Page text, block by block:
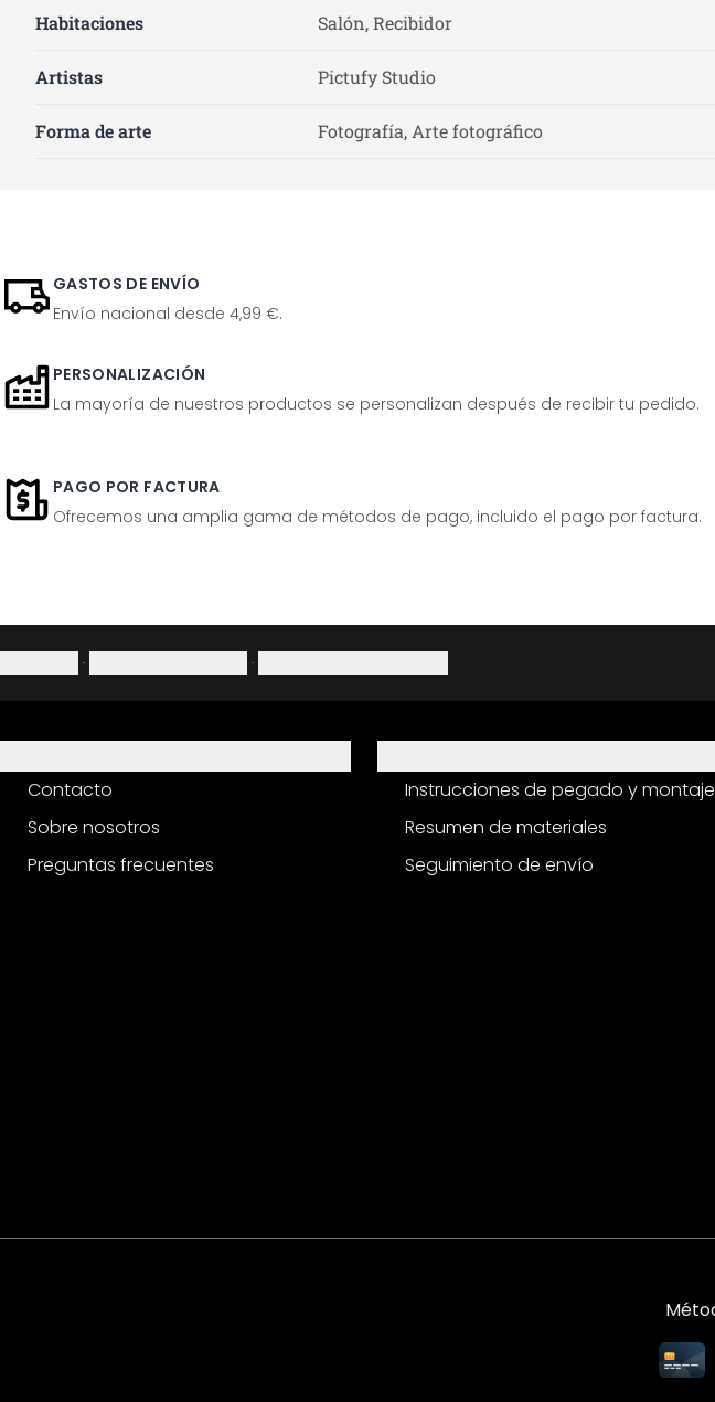
Habitaciones Salón, Recibidor
Artistas Pictufy Studio
Forma de arte Fotografía, Arte fotográfico
GASTOS DE ENVÍO
Envío nacional desde 4,99 €.
PERSONALIZACIÓN
La mayoría de nuestros productos se personalizan después de recibir tu pedido.
PAGO POR FACTURA
Ofrecemos una amplia gama de métodos de pago, incluido el pago por factura.
· ·
Contacto
Sobre nosotros
Preguntas frecuentes
Instrucciones de pegado y montaje
Resumen de materiales
Seguimiento de envío